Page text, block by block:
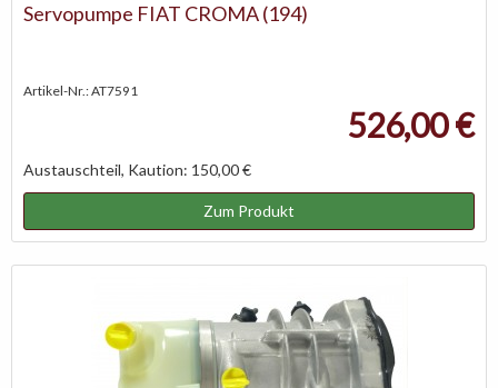
Servopumpe FIAT CROMA (194)
Artikel-Nr.: AT7591
526,00 €
Austauschteil, Kaution: 150,00 €
Zum Produkt